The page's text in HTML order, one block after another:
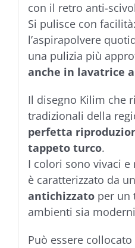
con il retro anti-
Si pulisce con
l’aspirapolvere
una pulizia più
anche in lavatrice a
Il disegno Kilim che
tradizionali della
perfetta
tappeto turco.
I colori sono vivaci
è caratterizzato da
antichizzatoper un
ambienti sia
Può essere